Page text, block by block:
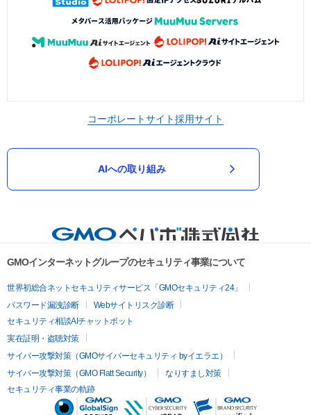
コーポレートサイト採用サイト
AIへの取り組み
GMOインターネットグループのセキュリティ事業について
世界初総合ネットセキュリティサービス「GMOセキュリティ24」
パスワード漏洩診断
Webサイトリスク診断
セキュリティ相談AIチャットボット
実在証明・盗聴対策
サイバー攻撃対策（GMOサイバーセキュリティ byイエラエ）
サイバー攻撃対策（GMO Flatt Security）
なりすまし対策
セキュリティ事業の軌跡